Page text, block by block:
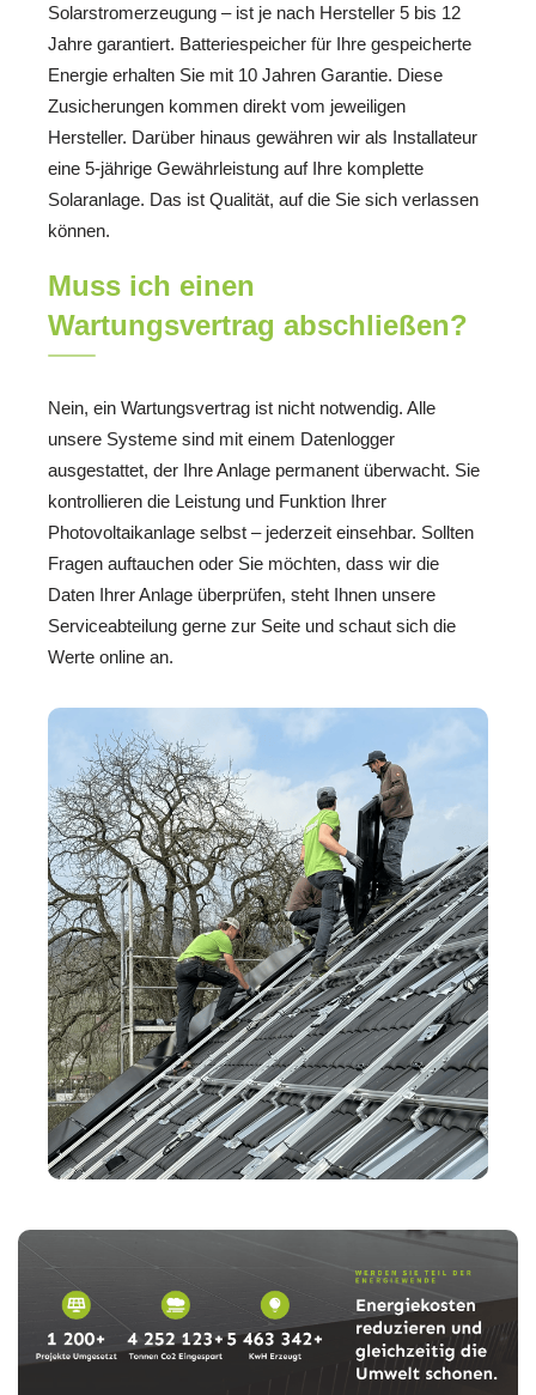
Solarstromerzeugung – ist je nach Hersteller 5 bis 12
Jahre garantiert. Batteriespeicher für Ihre gespeicherte
Energie erhalten Sie mit 10 Jahren Garantie. Diese
Zusicherungen kommen direkt vom jeweiligen
Hersteller. Darüber hinaus gewähren wir als Installateur
eine 5-jährige Gewährleistung auf Ihre komplette
Solaranlage. Das ist Qualität, auf die Sie sich verlassen
können.
Muss ich einen
Wartungsvertrag abschließen?
Nein, ein Wartungsvertrag ist nicht notwendig. Alle
unsere Systeme sind mit einem Datenlogger
ausgestattet, der Ihre Anlage permanent überwacht. Sie
kontrollieren die Leistung und Funktion Ihrer
Photovoltaikanlage selbst – jederzeit einsehbar. Sollten
Fragen auftauchen oder Sie möchten, dass wir die
Daten Ihrer Anlage überprüfen, steht Ihnen unsere
Serviceabteilung gerne zur Seite und schaut sich die
Werte online an.